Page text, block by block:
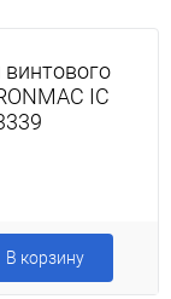
IC
В корзину